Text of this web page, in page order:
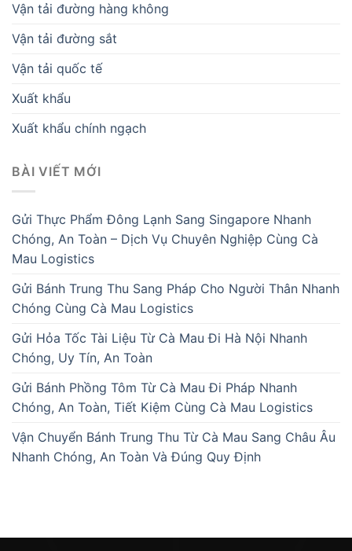
Vận tải đường hàng không
Vận tải đường sắt
Vận tải quốc tế
Xuất khẩu
Xuất khẩu chính ngạch
BÀI VIẾT MỚI
Gửi Thực Phẩm Đông Lạnh Sang Singapore Nhanh
Chóng, An Toàn – Dịch Vụ Chuyên Nghiệp Cùng Cà
Mau Logistics
Gửi Bánh Trung Thu Sang Pháp Cho Người Thân Nhanh
Chóng Cùng Cà Mau Logistics
Gửi Hỏa Tốc Tài Liệu Từ Cà Mau Đi Hà Nội Nhanh
Chóng, Uy Tín, An Toàn
Gửi Bánh Phồng Tôm Từ Cà Mau Đi Pháp Nhanh
Chóng, An Toàn, Tiết Kiệm Cùng Cà Mau Logistics
Vận Chuyển Bánh Trung Thu Từ Cà Mau Sang Châu Âu
Nhanh Chóng, An Toàn Và Đúng Quy Định